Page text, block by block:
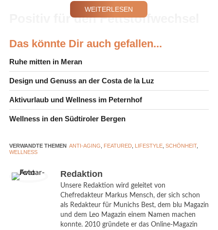
Positiv für den Fettstoffwechsel
Anti-Aging-Behandlung in der Praxis von Maja Henke. © MH Ästhetik
WEITERLESEN
Das könnte Dir auch gefallen...
Ruhe mitten in Meran
Design und Genuss an der Costa de la Luz
Aktivurlaub und Wellness im Peternhof
Wellness in den Südtiroler Bergen
VERWANDTE THEMEN ANTI-AGING FEATURED, LIFESTYLE, SCHÖNHEIT,
WELLNESS
Redaktion
Unsere Redaktion wird geleitet von
Chefredakteur Markus Mensch, der sich schon
als Redakteur für Munichs Best, dem blu Magazin
und dem Leo Magazin einem Namen machen
konnte. 2010 gründete er das Online-Magazin